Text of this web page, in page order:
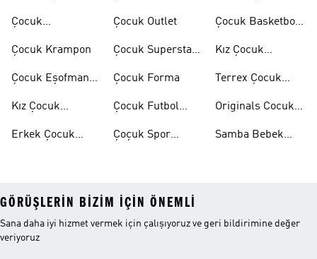
Çocuk
Çocuk Krampon
Çocuk Eşofman
Kız Çocuk
Erkek Çocuk
Çocuk Outlet
Çocuk Superstar
Çocuk Forma
Çocuk Futbol
Çoçuk Spor
Çocuk Basketbol
Kız Çocuk
Terrex Çocuk
Originals Cocuk
Samba Bebek
GÖRÜŞLERIN BIZIM IÇIN ÖNEMLI
Sana daha iyi hizmet vermek için çalışıyoruz ve geri bildirimine değer
veriyoruz